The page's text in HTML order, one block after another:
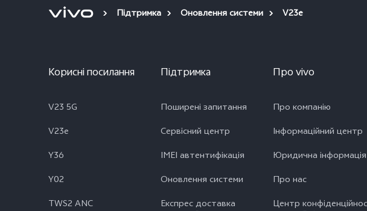
Підтримка Оновлення системи V23e
Корисні посилання
V23 5G
V23e
Y36
Y02
TWS2 ANC
Підтримка
Поширені запитання
Сервісний центр
IMEI автентифікація
Оновлення системи
Експрес доставка
Про vivo
Про компанію
Інформаційний центр
Юридична інформація
Про нас
Центр